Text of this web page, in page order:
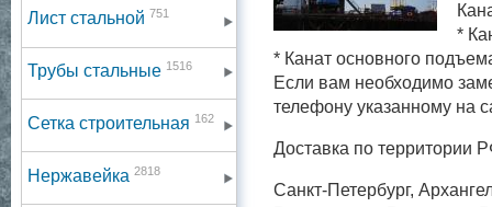
Лист стальной 751
Трубы стальные 1516
Сетка строительная 162
Нержавейка 2818
*
* Канат основного
Если вам необходимо
телефону указанному на
Доставка по территории
Санкт-Петербург,